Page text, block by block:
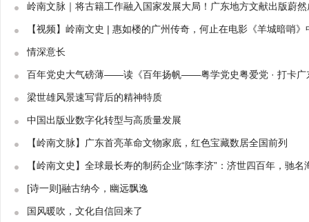
岭南文脉｜将古籍工作融入国家发展大局！广东地方文献出版蔚然
【视频】岭南文史 | 惠如楼的广州传奇，何止在电影《羊城暗哨
情深意长
百年党史大气磅薄——读《百年扬帆——粤学党史粤爱党 · 打卡广
梁世雄风景速写背后的精神特质
中国出版业数字化转型与高质量发展
【岭南文脉】广东首亮革命文物家底，红色宝藏数居全国前列
【岭南文史】全球最长寿的制药企业“陈李济”：济世四百年，驰名
[诗一则]融古纳今，幽远飘逸
国风暖吹，文化自信回来了